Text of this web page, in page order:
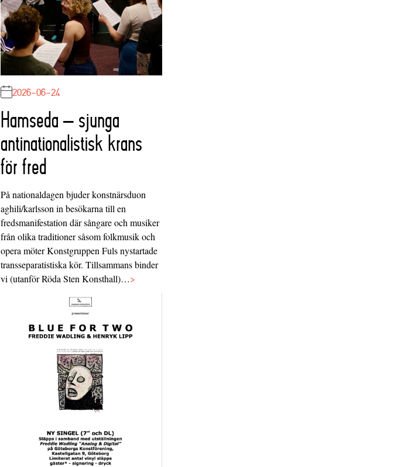
2026-06-24
Hamseda – sjunga
antinationalistisk krans
för fred
På nationaldagen bjuder konstnärsduon
aghili/karlsson in besökarna till en
fredsmanifestation där sångare och musiker
från olika traditioner såsom folkmusik och
opera möter Konstgruppen Fuls nystartade
transseparatistiska kör. Tillsammans binder
vi (utanför Röda Sten Konsthall)…>